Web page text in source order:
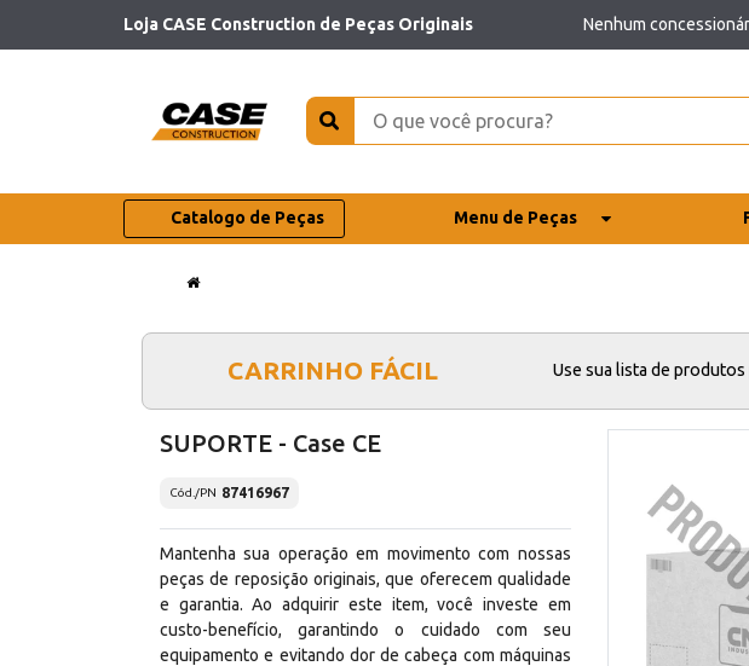
Loja CASE Construction de Peças Originais Nenhum
Catalogo de Peças Menu de Peças
CARRINHO FÁCIL Use sua lista de produtos
SUPORTE - Case CE
Cód./PN 87416967
Mantenha sua operação em movimento com nossas
peças de reposição originais, que oferecem qualidade
e garantia. Ao adquirir este item, você investe em
custo-benefício, garantindo o cuidado com seu
equipamento e evitando dor de cabeça com máquinas